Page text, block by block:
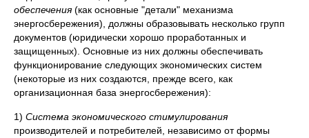
обеспечения(как основные "детали" механизма
энергосбережения), должны образовывать несколько групп
документов (юридически хорошо проработанных и
защищенных). Основные из них должны обеспечивать
функционирование следующих экономических систем
(некоторые из них создаются, прежде всего, как
организационная база энергосбережения):
1) Система экономического стимулирования
производителей и потребителей, независимо от формы